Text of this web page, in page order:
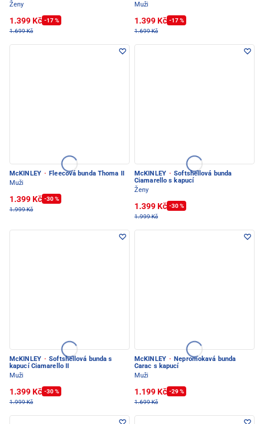
Ženy
1.399 Kč -17 %
1.699 Kč
Muži
1.399 Kč -17 %
1.699 Kč
McKINLEY · Fleecová bunda Thoma II
Muži
1.399 Kč -30 %
1.999 Kč
McKINLEY · Softshellová bunda
Ciamarello s kapucí
Ženy
1.399 Kč -30 %
1.999 Kč
McKINLEY · Softshellová bunda s
kapucí Ciamarello II
Muži
1.399 Kč -30 %
1.999 Kč
McKINLEY · Nepromokavá bunda
Carac s kapucí
Muži
1.199 Kč -29 %
1.699 Kč